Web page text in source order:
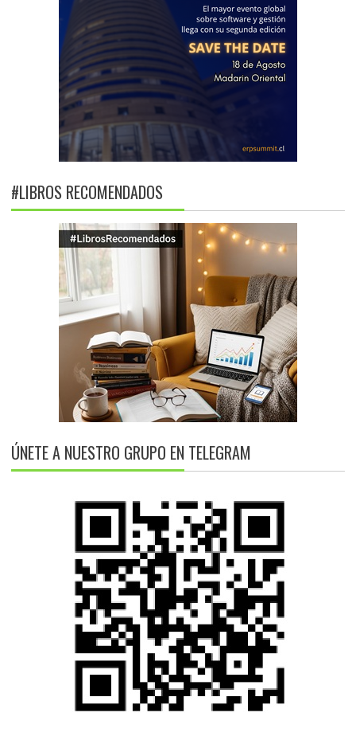
#LIBROS RECOMENDADOS
ÚNETE A NUESTRO GRUPO EN TELEGRAM